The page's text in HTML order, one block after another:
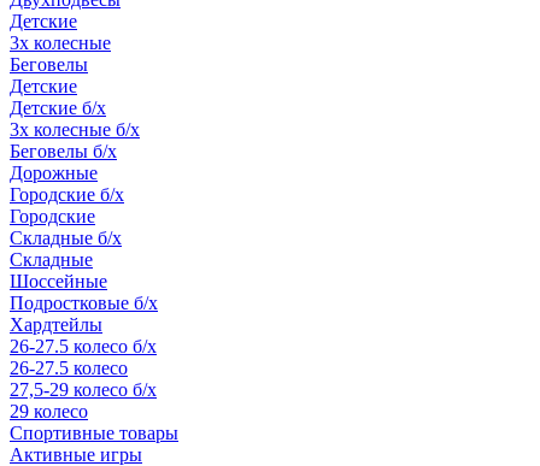
Детские
3х колесные
Беговелы
Детские
Детские б/х
3х колесные б/х
Беговелы б/х
Дорожные
Городские б/х
Городские
Складные б/х
Складные
Шоссейные
Подростковые б/х
Хардтейлы
26-27.5 колесо б/х
26-27.5 колесо
27,5-29 колесо б/х
29 колесо
Спортивные товары
Активные игры